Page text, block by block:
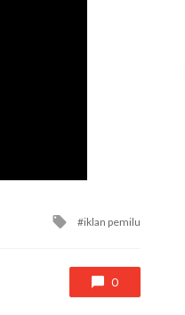
Tagged
iklan pemilu
0